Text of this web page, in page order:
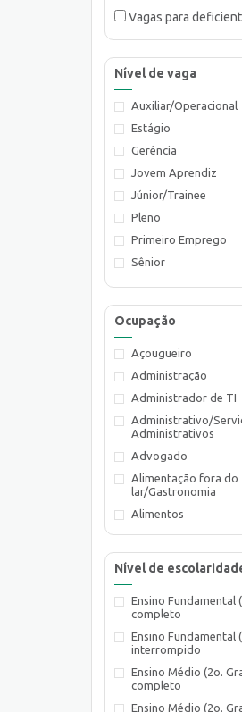
Vagas para
Nível de vaga
Auxiliar/Operacional
Estágio
Gerência
Jovem Aprendiz
Júnior/Trainee
Pleno
Primeiro Emprego
Sênior
Técnico
Ocupação
Açougueiro
Administração
Administrador de TI
Administrativo/
Administrativos
Advogado
Alimentação fora do
lar/Gastronomia
Alimentos
Almoxarife
Assistente de
Atendente Comercial
Auxiliar de Cozinha
Auxiliar de
Nível de
Ensino Fundamental
completo
Ensino Fundamental
interrompido
Ensino Médio (2o.
completo
Ensino Médio (2o.